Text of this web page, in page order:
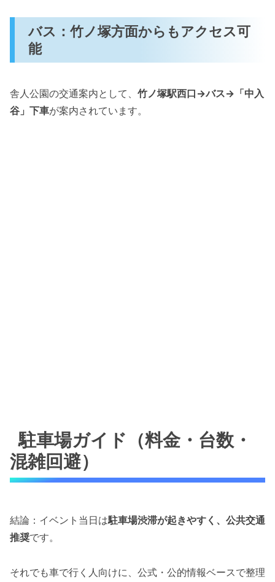
バス：竹ノ塚方面からもアクセス可
能
舎人公園の交通案内として、 竹ノ塚駅西口→バス→「中入
谷」下車が案内されています。
駐車場ガイド（料金・台数・
混雑回避）
結論：イベント当日は駐車場渋滞が起きやすく、公共交通
推奨です。
それでも車で行く人向けに、公式・公的情報ベースで整理